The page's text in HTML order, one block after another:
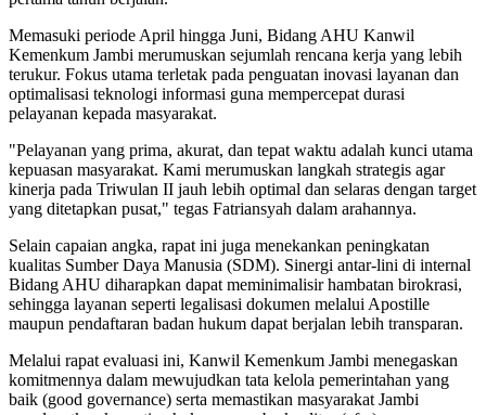
Memasuki periode April hingga Juni, Bidang AHU Kanwil
Kemenkum Jambi merumuskan sejumlah rencana kerja yang lebih
terukur. Fokus utama terletak pada penguatan inovasi layanan dan
optimalisasi teknologi informasi guna mempercepat durasi
pelayanan kepada masyarakat.
"Pelayanan yang prima, akurat, dan tepat waktu adalah kunci utama
kepuasan masyarakat. Kami merumuskan langkah strategis agar
kinerja pada Triwulan II jauh lebih optimal dan selaras dengan target
yang ditetapkan pusat," tegas Fatriansyah dalam arahannya.
Selain capaian angka, rapat ini juga menekankan peningkatan
kualitas Sumber Daya Manusia (SDM). Sinergi antar-lini di internal
Bidang AHU diharapkan dapat meminimalisir hambatan birokrasi,
sehingga layanan seperti legalisasi dokumen melalui Apostille
maupun pendaftaran badan hukum dapat berjalan lebih transparan.
Melalui rapat evaluasi ini, Kanwil Kemenkum Jambi menegaskan
komitmennya dalam mewujudkan tata kelola pemerintahan yang
baik (good governance) serta memastikan masyarakat Jambi